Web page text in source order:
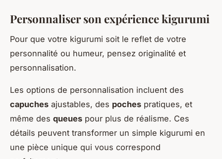
Personnaliser son expérience kigurumi
Pour que votre kigurumi soit le reflet de votre
personnalité ou humeur, pensez originalité et
personnalisation.
Les options de personnalisation incluent des
capuches ajustables, des poches pratiques, et
même des queues pour plus de réalisme. Ces
détails peuvent transformer un simple kigurumi en
une pièce unique qui vous correspond